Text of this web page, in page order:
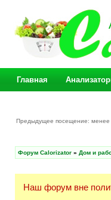
Главная
Предыдущее посещение: менее
Форум Calorizator » Дом и
Наш форум вне